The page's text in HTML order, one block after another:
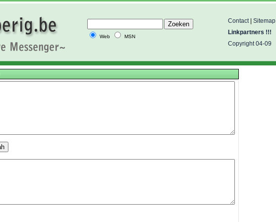
Web MSN
Contact| Sitemap
Linkpartners !!!
Copyright 04-09